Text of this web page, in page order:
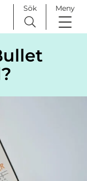
Sök Meny